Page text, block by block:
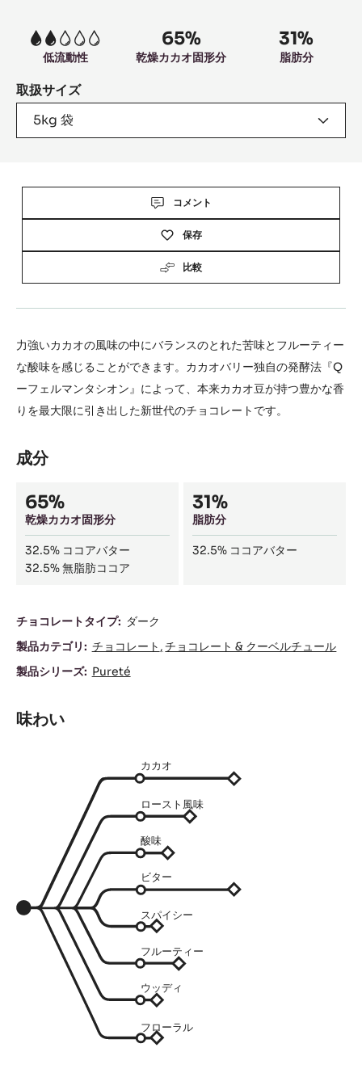
2
低流動性
65%
乾燥カカオ固形分
31%
脂肪分
取扱サイズ
5kg 袋
コメント
保存
比較
力強いカカオの風味の中にバランスのとれた苦味とフルーティー
な酸味を感じることができます。カカオバリー独自の発酵法『Q
ーフェルマンタシオン』によって、本来カカオ豆が持つ豊かな香
りを最大限に引き出した新世代のチョコレートです。
成分
Composition
65%
乾燥カカオ固形分
32.5% ココアバター
32.5%無脂肪ココア
31%
脂肪分
32.5% ココアバター
成
分
チョコレートタイプ: ダーク
製品カテゴリ: チョコレート チョコレート & クーベルチュール
製品シリーズ: Pureté
味わい
カカオ
ロースト風味
酸味
ビター
スパイシー
フルーティー
ウッディ
フローラル